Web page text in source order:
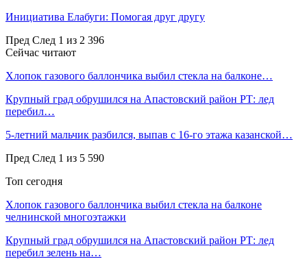
Инициатива Елабуги: Помогая друг другу
Пред След 1 из 2 396
Сейчас читают
Хлопок газового баллончика выбил стекла на балконе…
Крупный град обрушился на Апастовский район РТ: лед
перебил…
5-летний мальчик разбился, выпав с 16-го этажа казанской…
Пред След 1 из 5 590
Топ сегодня
Хлопок газового баллончика выбил стекла на балконе
челнинской многоэтажки
Крупный град обрушился на Апастовский район РТ: лед
перебил зелень на…